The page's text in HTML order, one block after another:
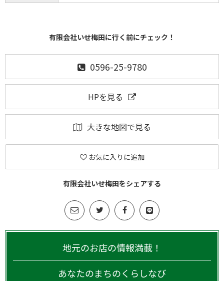
有限会社いせ梅田に行く前にチェック！
0596-25-9780
HPを見る
大きな地図で見る
お気に入りに追加
有限会社いせ梅田をシェアする
地元のお店の情報満載！
あなたのまちのくらしなび